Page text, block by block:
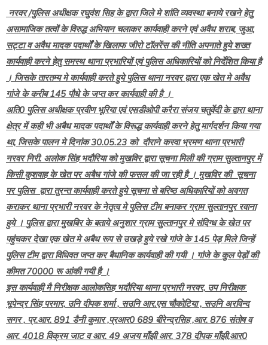
नरवर /पुलिस अधीक्षक रघुवंश सिह के द्वारा जिले मे शांति व्यवस्था बनाये रखने हेतु
असामाजिक तत्वों के विरुद्ध अभियान चलाकर कार्यवाही करने एवं अवैध शराब, जुआ,
सट्टा व अवैध मादक पदार्थों के खिलाफ जीरो टॉलरेंस की नीति अपनाते हुये शख्त
कार्यवाही करने हेतु समस्थ थाना प्रभारियों एवं पुलिस अधिकारियों को निर्देशित किया है
। जिसके तारतम्य मे कार्यवाही करते हुये पुलिस थाना नरवर द्वारा एक खेत मे अवैध
गांजे के करीब 145 पौधे के जप्त कर कार्यवाही की है ।
अति0 पुलिस अधीक्षक प्रवीण भूरिया एवं एसडीओपी करैरा संजय चतुर्वेदी के द्वारा थाना
क्षेत्र में कही भी अबैध मादक पदार्थों के विरूद्ध कार्यवाही करने हेतु मार्गदर्शन किया गया
था, जिसके पालन मे दिनांक 30.05.23 को दौराने कस्वा भ्रमण थाना प्रभारी
नरवर निरी. अलोक सिंह भदौरिया को मुखविर द्वारा सूचना मिली की ग्राम सुल्तानपुर में
किसी कुशवाह के खेत पर अबैध गांजे की फसल की जा रही है । मुखविर की सूचना
पर पुलिस द्वारा तुरन्त कार्यवाही करते हुये सूचना से बरिष्ठ अधिकारियों को अवगत
कराकर थाना प्रभारी नरवर के नेतृत्व मे पुलिस टीम बनाकर ग्राम सुल्तानपुर रवाना
हुये । पुलिस द्वारा मुखबिर के बताये अनुशार ग्राम सुल्तानपुर मे संदिग्ध के खेत पर
पहुंचकर देखा एक खेत मे अबैध रूप से उखड़े हुये रखे गांजे के 145 पेड़ मिले जिन्हें
पुलिस टीम द्वारा विधिवत जप्त कर बैधानिक कार्यवाही की गयी । गांजे के कुल पेड़ों की
कीमत 70000 रू आंकी गयी है ।
इस कार्यवाही मै निरीक्षक आलोकसिह भदौरिया थाना प्रभारी नरवर, उप निरीक्षक
भूपेन्द्र सिंह परमार, उनि दीपक शर्मा , सउनि आर.एस चौकोटिया , सउनि अरविन्द
सगर , प्र.आर. 891 डैनी कुमार ,प्रआर0 689 बीरेन्द्रसिह ,आर. 876 संतोष व
आर. 4018 विक्रम जाट व आर. 49 अजय माँझी आर. 378 दीपक माँझी,आर0